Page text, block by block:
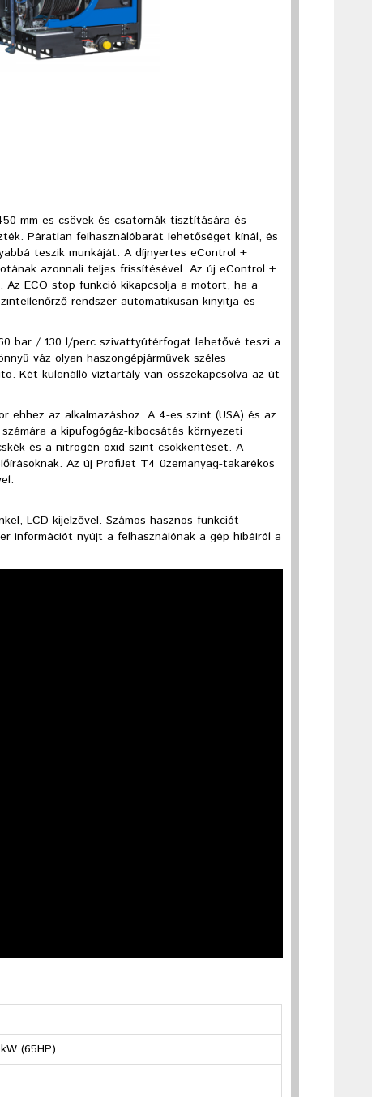
mm-es csövek és csatornák tisztítására és
Páratlan felhasználóbarát lehetőséget kínál, és
teszik munkáját. A díjnyertes eControl +
azonnali teljes frissítésével. Az új eControl +
Az ECO stop funkció kikapcsolja a motort, ha a
rendszer automatikusan kinyitja és
bar / 130 l/perc szivattyútérfogat lehetővé teszi a
váz olyan haszongépjárművek széles
Két különálló víztartály van összekapcsolva az út
az alkalmazáshoz. A 4-es szint (USA) és az
a kipufogógáz-kibocsátás környezeti
és a nitrogén-oxid szint csökkentését. A
Az új ProfiJet T4 üzemanyag-takarékos
LCD-kijelzővel. Számos hasznos funkciót
információt nyújt a felhasználónak a gép hibáiról a
(65HP)